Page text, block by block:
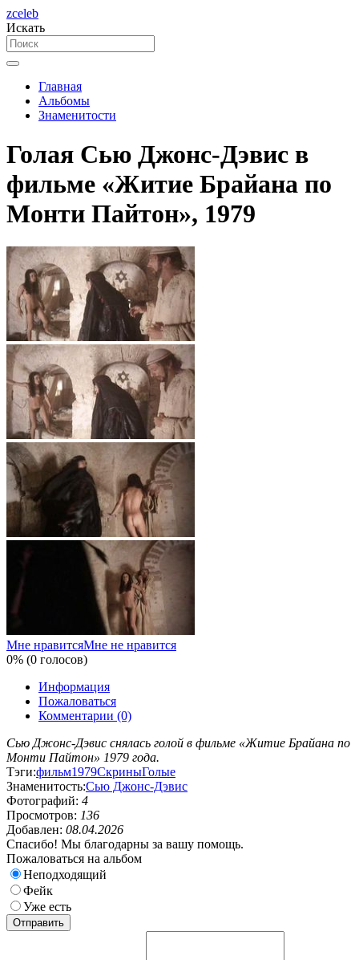
zceleb
Искать
Главная
Альбомы
Знаменитости
Голая Сью Джонс-Дэвис в
фильме «Житие Брайана по
Монти Пайтон», 1979
Мне нравитсяМне не нравится
0% (0 голосов)
Информация
Пожаловаться
Комментарии (0)
Сью Джонс-Дэвис снялась голой в фильме «Житие Брайана по
Монти Пайтон» 1979 года.
Тэги:фильм1979СкриныГолые
Знаменитость:Сью Джонс-Дэвис
Фотографий: 4
Просмотров: 136
Добавлен: 08.04.2026
Спасибо! Мы благодарны за вашу помощь.
Пожаловаться на альбом
Неподходящий
Фейк
Уже есть